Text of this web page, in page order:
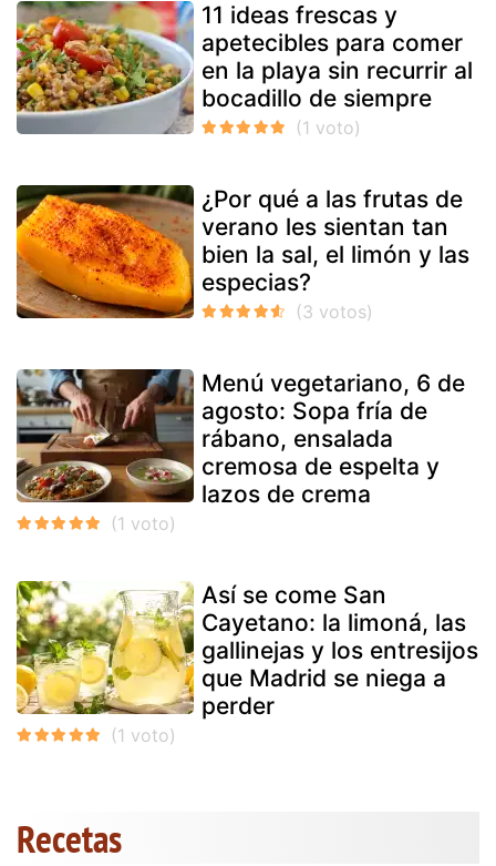
11 ideas frescas y
apetecibles para comer
en la playa sin recurrir al
bocadillo de siempre
¿Por qué a las frutas de
verano les sientan tan
bien la sal, el limón y las
especias?
Menú vegetariano, 6 de
agosto: Sopa fría de
rábano, ensalada
cremosa de espelta y
lazos de crema
Así se come San
Cayetano: la limoná, las
gallinejas y los entresijos
que Madrid se niega a
perder
Recetas